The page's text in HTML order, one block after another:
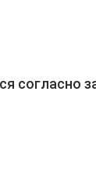
согласно